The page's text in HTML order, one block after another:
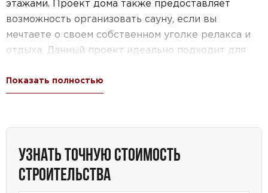
этажами. Проект дома также предоставляет
возможность организовать сауну, если вы
мечтаете о своем собственном уголке релакса и
отдыха. Данный проект идеально подходит для
спален, а также гардеробные для удобного
хранения вашей одежды и вещей. Приобретая
уютный и функциональный дом на узком участке.
Показать полностью
УЗНАТЬ ТОЧНУЮ СТОИМОСТЬ
СТРОИТЕЛЬСТВА